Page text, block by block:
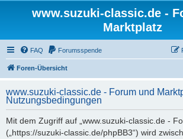
www.suzuki-classic.de -
Marktplatz
FAQ Forumsspende
Foren-Übersicht
www.suzuki-classic.de - Forum und
Nutzungsbedingungen
Mit dem Zugriff auf „www.suzuki-classic.de -
(„https://suzuki-classic.de/phpBB3“) wird